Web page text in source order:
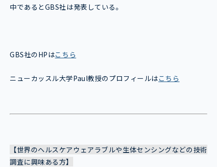
中であるとGBS社は発表している。
GBS社のHPはこちら
ニューカッスル大学Paul教授のプロフィールはこちら
【世界のヘルスケアウェアラブルや生体センシングなどの技術
調査に興味ある方】